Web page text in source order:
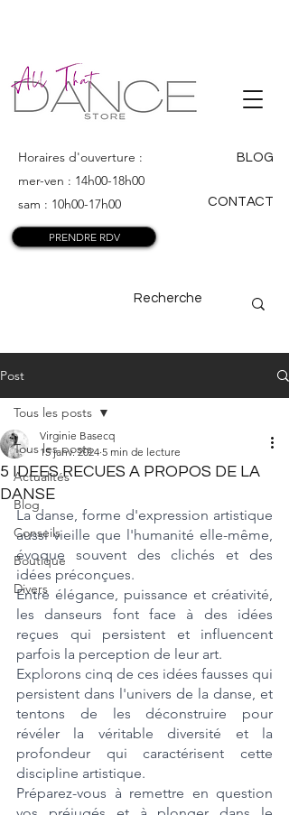
ALL THAT
DANCE
Horaires d'ouverture :
mer-ven : 14h00-18h00
sam : 10h00-17h00
BLOG
CONTACT
PRENDRE RDV
Post
Tous les posts
Actualités
Blog
Conseils
Boutique
Divers
Tous les posts
5 IDEES RECUES A PROPOS DE LA
DANSE
Virginie Basecq
15 janv. 2024 5 min de lecture
La danse, forme d'expression artistique
aussi vieille que l'humanité elle-même,
évoque souvent des clichés et des
idées préconçues.
Entre élégance, puissance et créativité,
les danseurs font face à des idées
reçues qui persistent et influencent
parfois la perception de leur art.
Explorons cinq de ces idées fausses qui
persistent dans l'univers de la danse, et
tentons de les déconstruire pour
révéler la véritable diversité et la
profondeur qui caractérisent cette
discipline artistique.
Préparez-vous à remettre en question